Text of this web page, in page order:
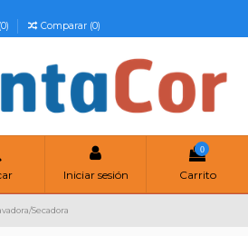
0) Comparar (0)
Iniciar sesión
0
Carrito
Secadora